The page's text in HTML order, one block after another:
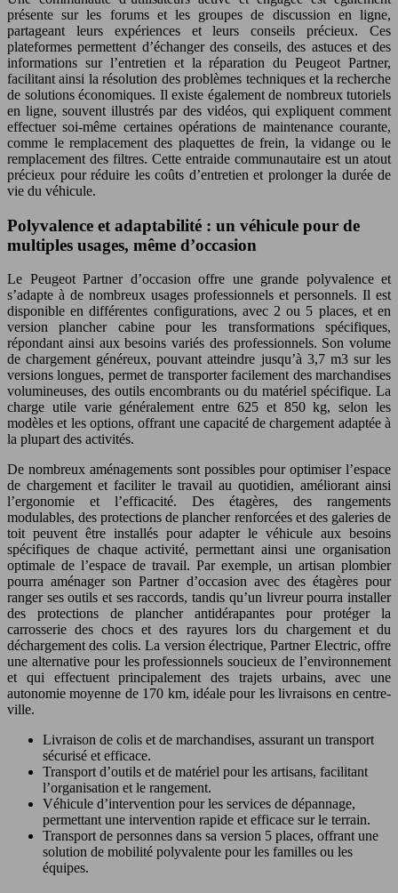
présente sur les forums et les groupes de discussion en ligne,
partageant leurs expériences et leurs conseils précieux. Ces
plateformes permettent d’échanger des conseils, des astuces et des
informations sur l’entretien et la réparation du Peugeot Partner,
facilitant ainsi la résolution des problèmes techniques et la recherche
de solutions économiques. Il existe également de nombreux tutoriels
en ligne, souvent illustrés par des vidéos, qui expliquent comment
effectuer soi-même certaines opérations de maintenance courante,
comme le remplacement des plaquettes de frein, la vidange ou le
remplacement des filtres. Cette entraide communautaire est un atout
précieux pour réduire les coûts d’entretien et prolonger la durée de
vie du véhicule.
Polyvalence et adaptabilité : un véhicule pour de
multiples usages, même d’occasion
Le Peugeot Partner d’occasion offre une grande polyvalence et
s’adapte à de nombreux usages professionnels et personnels. Il est
disponible en différentes configurations, avec 2 ou 5 places, et en
version plancher cabine pour les transformations spécifiques,
répondant ainsi aux besoins variés des professionnels. Son volume
de chargement généreux, pouvant atteindre jusqu’à 3,7 m3 sur les
versions longues, permet de transporter facilement des marchandises
volumineuses, des outils encombrants ou du matériel spécifique. La
charge utile varie généralement entre 625 et 850 kg, selon les
modèles et les options, offrant une capacité de chargement adaptée à
la plupart des activités.
De nombreux aménagements sont possibles pour optimiser l’espace
de chargement et faciliter le travail au quotidien, améliorant ainsi
l’ergonomie et l’efficacité. Des étagères, des rangements
modulables, des protections de plancher renforcées et des galeries de
toit peuvent être installés pour adapter le véhicule aux besoins
spécifiques de chaque activité, permettant ainsi une organisation
optimale de l’espace de travail. Par exemple, un artisan plombier
pourra aménager son Partner d’occasion avec des étagères pour
ranger ses outils et ses raccords, tandis qu’un livreur pourra installer
des protections de plancher antidérapantes pour protéger la
carrosserie des chocs et des rayures lors du chargement et du
déchargement des colis. La version électrique, Partner Electric, offre
une alternative pour les professionnels soucieux de l’environnement
et qui effectuent principalement des trajets urbains, avec une
autonomie moyenne de 170 km, idéale pour les livraisons en centre-
ville.
Livraison de colis et de marchandises, assurant un transport
sécurisé et efficace.
Transport d’outils et de matériel pour les artisans, facilitant
l’organisation et le rangement.
Véhicule d’intervention pour les services de dépannage,
permettant une intervention rapide et efficace sur le terrain.
Transport de personnes dans sa version 5 places, offrant une
solution de mobilité polyvalente pour les familles ou les
équipes.